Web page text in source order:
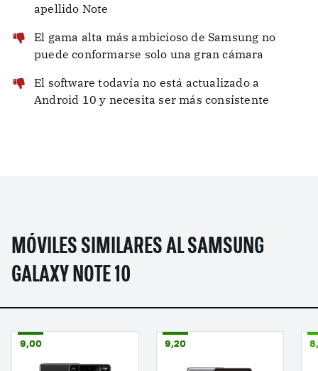
apellido Note
El gama alta más ambicioso de Samsung no
puede conformarse solo una gran cámara
El software todavía no está actualizado a
Android 10 y necesita ser más consistente
MÓVILES SIMILARES AL SAMSUNG
GALAXY NOTE 10
9,00 9,20